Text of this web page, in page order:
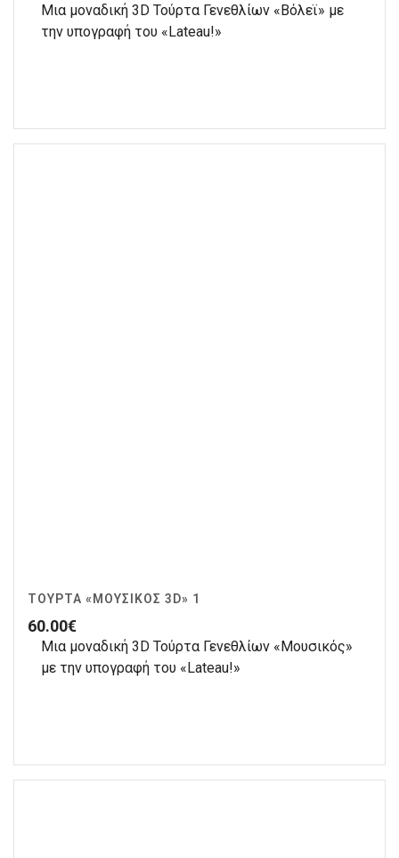
Μια μοναδική 3D Τούρτα Γενεθλίων «Βόλεϊ» με
την υπογραφή του «Lateau!»
ΤΟΎΡΤΑ «ΜΟΥΣΙΚΌΣ 3D» 1
60.00€
Μια μοναδική 3D Τούρτα Γενεθλίων «Μουσικός»
με την υπογραφή του «Lateau!»